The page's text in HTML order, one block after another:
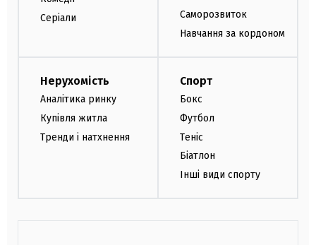
Серіали
Саморозвиток
Навчання за кордоном
Нерухомість
Аналітика ринку
Купівля житла
Тренди і натхнення
Спорт
Бокс
Футбол
Теніс
Біатлон
Інші види спорту